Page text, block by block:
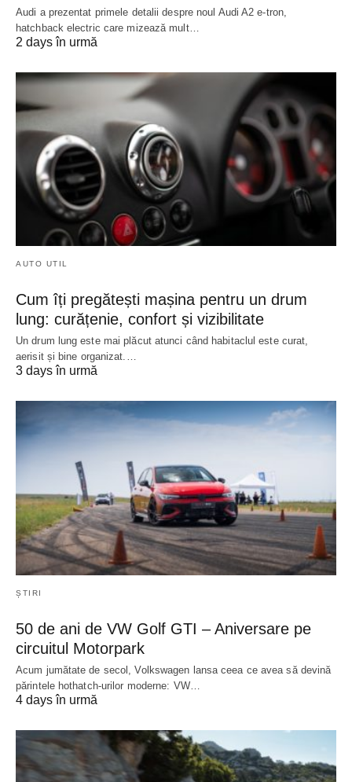
Audi a prezentat primele detalii despre noul Audi A2 e-tron,
hatchback electric care mizează mult…
2 days în urmă
AUTO UTIL
Cum îți pregătești mașina pentru un drum
lung: curățenie, confort și vizibilitate
Un drum lung este mai plăcut atunci când habitaclul este curat,
aerisit și bine organizat.…
3 days în urmă
ȘTIRI
50 de ani de VW Golf GTI – Aniversare pe
circuitul Motorpark
Acum jumătate de secol, Volkswagen lansa ceea ce avea să devină
părintele hothatch-urilor moderne: VW…
4 days în urmă